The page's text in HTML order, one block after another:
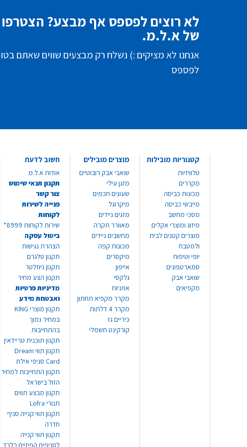
לא רוצים לפספס אף מבצע? הצטרפו
של א.ל.מ.
אנחנו לא מציקים :) נשלח רק מבצעים שווים שאתם
לפספס
קטגוריות מובילות
טלוויזיות
מקררים
מכונות כביסה
מייבשי כביסה
מסכי מחשב
מיזוג ומוצרי אקלים
מוצרים קטנים לבית
ולמטבח
יופי וטיפוח
סמארטפונים
שואבי אבק
מקפיאים
מוצרים מובילים
שואבי אבק רובוטיים
מזגן עילי
שעונים חכמים
מיקרוגל
מזגים ניידים
מאוורר תקרה
מחשבים ניידים
מכונות קפה
מיקסרים
אייפון
גלקסי
אוזניות
מקרר מקפיא תחתון
מקרר 4 דלתות
כיריים גז
קורקינט חשמלי
חשוב לדעת
אודות א.ל.מ
תקנון תנאי שימוש
צור קשר
פנייה לשירות
לקוחות
שירות לקוחות 8999*
ביטול עסקה
הצהרת נגישות
תקנון טלגרם
תקנון ניוזלטר
תקנון הצע מחיר
מדיניות פרטיות
ואבטחת מידע
תקנון מוצרי KING
במחיר נמוך
בהתחייבות
תקנון תוכנית טריידאין
תקנון תווי Dream
Card סניפי אילת
תקנון התחייבות למחיר
הזול בישראל
תקנון מבצע תווים
תנורי Lofra
תקנון תווי קנייה סניף
חדרה
תקנון תווי קנייה
לסניפים הפיזיים בלבד